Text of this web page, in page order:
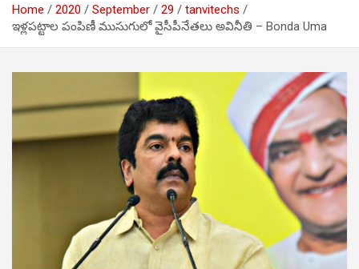
Home 2020 September 29
tanvitechs
ఇళ్లపట్టాల పంపిణీ ముసుగులో వైసీపీనేతలు అవినీతి – Bonda Uma